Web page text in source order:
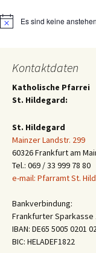
HinweisEs sind keine
Kontaktdaten
Katholische Pfarrei
St. Hildegard:
St. Hildegard
Mainzer Landstr. 299
60326 Frankfurt am
Tel.: 069 / 33 999 78 80
e-mail: Pfarramt St.
Bankverbindung:
Frankfurter Sparkasse
IBAN: DE65 5005 0201
BIC: HELADEF1822